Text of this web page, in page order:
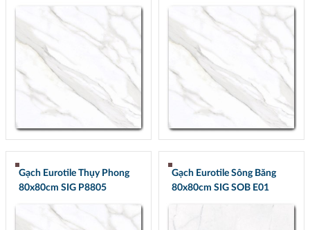
Gạch Eurotile Thụy Phong
80x80cm SIG P8805
Gạch Eurotile Sông Băng
80x80cm SIG SOB E01